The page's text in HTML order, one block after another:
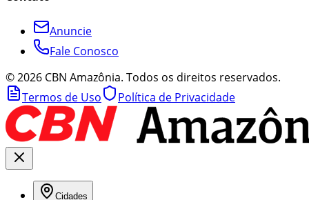
Anuncie
Fale Conosco
©2026 CBN Amazônia. Todos os direitos reservados.
Termos de Uso
Política de Privacidade
Cidades